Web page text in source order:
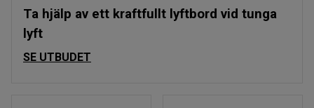
Ta hjälp av ett kraftfullt lyftbord vid tunga
lyft
SE UTBUDET